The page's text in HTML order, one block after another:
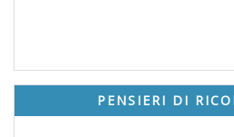
PENSIERI DI